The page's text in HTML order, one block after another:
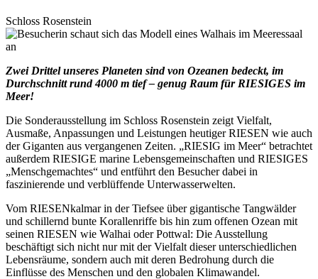
Schloss Rosenstein
Zwei Drittel unseres Planeten sind von Ozeanen bedeckt, im
Durchschnitt rund 4000 m tief – genug Raum für RIESIGES im
Meer!
Die Sonderausstellung im Schloss Rosenstein zeigt Vielfalt,
Ausmaße, Anpassungen und Leistungen heutiger RIESEN wie auch
der Giganten aus vergangenen Zeiten. „RIESIG im Meer“ betrachtet
außerdem RIESIGE marine Lebensgemeinschaften und RIESIGES
„Menschgemachtes“ und entführt den Besucher dabei in
faszinierende und verblüffende Unterwasserwelten.
Vom RIESENkalmar in der Tiefsee über gigantische Tangwälder
und schillernd bunte Korallenriffe bis hin zum offenen Ozean mit
seinen RIESEN wie Walhai oder Pottwal: Die Ausstellung
beschäftigt sich nicht nur mit der Vielfalt dieser unterschiedlichen
Lebensräume, sondern auch mit deren Bedrohung durch die
Einflüsse des Menschen und den globalen Klimawandel.